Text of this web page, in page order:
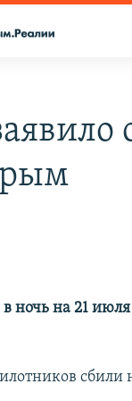
ночь на 21